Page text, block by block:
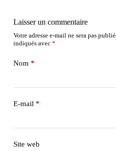
Laisser un commentaire
Votre adresse e-mail ne sera pas
indiqués avec *
Nom *
E-mail *
Site web